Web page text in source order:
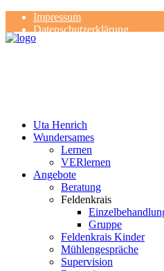
Impressum
Datenschutzerklärung
Kontakt
Uta Henrich
Wundersames
Lernen
VERlernen
Angebote
Beratung
Feldenkrais
Gruppe
Feldenkrais Kinder
Mühlengespräche
Supervision